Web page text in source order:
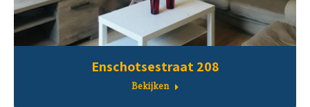
Enschotsestraat 208
Bekijken